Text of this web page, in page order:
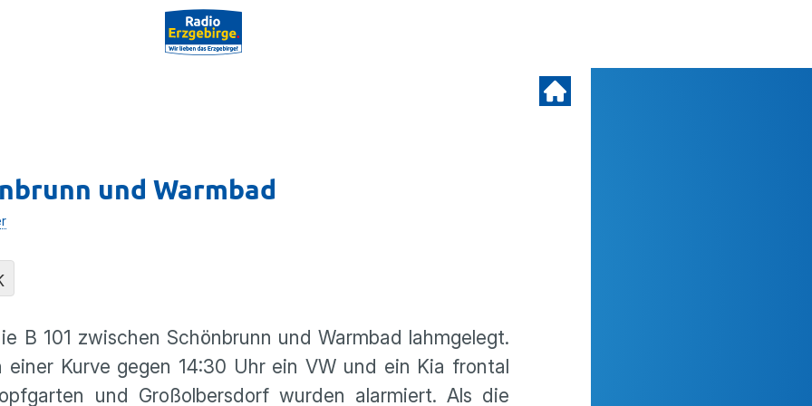
und Warmbad
B 101 zwischen Schönbrunn und Warmbad lahmgelegt.
Kurve gegen 14:30 Uhr ein VW und ein Kia frontal
und Großolbersdorf wurden alarmiert. Als die